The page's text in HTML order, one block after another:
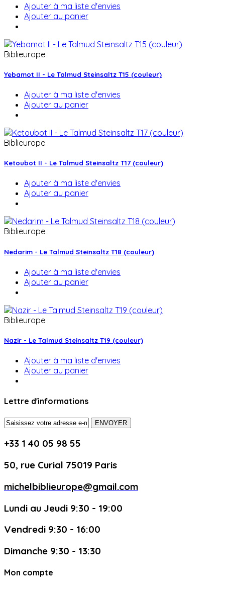
Ajouter à ma liste d'envies
Ajouter au panier
Biblieurope
Yebamot II - Le Talmud Steinsaltz T15 (couleur)
Ajouter à ma liste d'envies
Ajouter au panier
Biblieurope
Ketoubot II - Le Talmud Steinsaltz T17 (couleur)
Ajouter à ma liste d'envies
Ajouter au panier
Biblieurope
Nedarim - Le Talmud Steinsaltz T18 (couleur)
Ajouter à ma liste d'envies
Ajouter au panier
Biblieurope
Nazir - Le Talmud Steinsaltz T19 (couleur)
Ajouter à ma liste d'envies
Ajouter au panier
Lettre d'informations
ENVOYER
+33 1 40 05 98 55
50, rue Curial 75019 Paris
michelbiblieurope@gmail.com
Lundi au Jeudi 9:30 - 19:00
Vendredi 9:30 - 16:00
Dimanche 9:30 - 13:30
Mon compte